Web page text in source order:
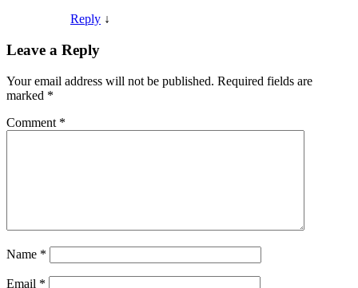
Reply ↓
Leave a Reply
Your email address will not be published. Required fields are
marked *
Comment *
Name *
Email *